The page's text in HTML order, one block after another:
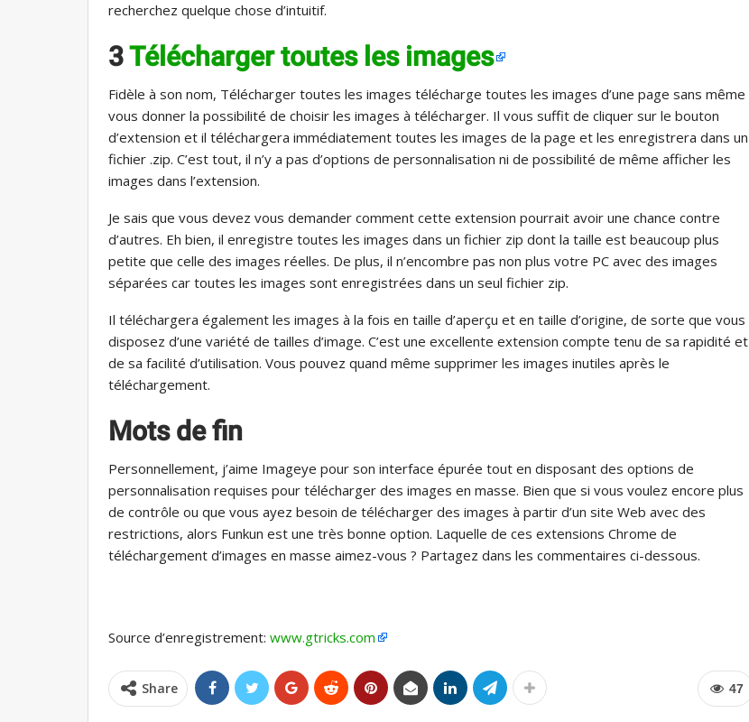
recherchez quelque chose d’intuitif.
3Télécharger toutes les images
Fidèle à son nom, Télécharger toutes les images télécharge toutes les images d’une page sans même
vous donner la possibilité de choisir les images à télécharger. Il vous suffit de cliquer sur le bouton
d’extension et il téléchargera immédiatement toutes les images de la page et les enregistrera dans un
fichier .zip. C’est tout, il n’y a pas d’options de personnalisation ni de possibilité de même afficher les
images dans l’extension.
Je sais que vous devez vous demander comment cette extension pourrait avoir une chance contre
d’autres. Eh bien, il enregistre toutes les images dans un fichier zip dont la taille est beaucoup plus
petite que celle des images réelles. De plus, il n’encombre pas non plus votre PC avec des images
séparées car toutes les images sont enregistrées dans un seul fichier zip.
Il téléchargera également les images à la fois en taille d’aperçu et en taille d’origine, de sorte que vous
disposez d’une variété de tailles d’image. C’est une excellente extension compte tenu de sa rapidité et
de sa facilité d’utilisation. Vous pouvez quand même supprimer les images inutiles après le
téléchargement.
Mots de fin
Personnellement, j’aime Imageye pour son interface épurée tout en disposant des options de
personnalisation requises pour télécharger des images en masse. Bien que si vous voulez encore plus
de contrôle ou que vous ayez besoin de télécharger des images à partir d’un site Web avec des
restrictions, alors Funkun est une très bonne option. Laquelle de ces extensions Chrome de
téléchargement d’images en masse aimez-vous ? Partagez dans les commentaires ci-dessous.
Source d’enregistrement: www.gtricks.com
47
Share